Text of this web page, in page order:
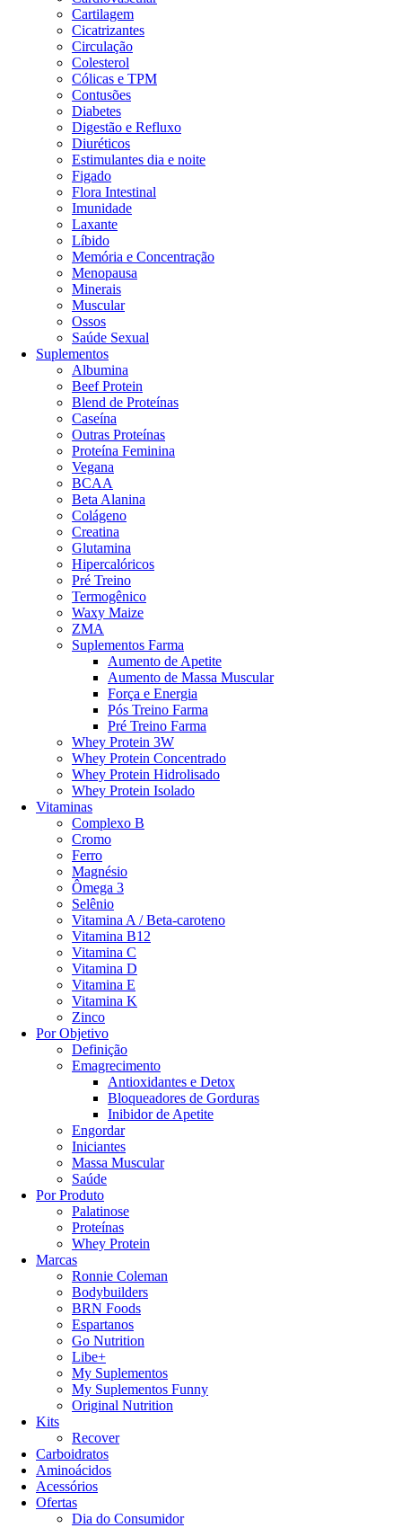
Cartilagem
Cicatrizantes
Circulação
Colesterol
Cólicas e TPM
Contusões
Diabetes
Digestão e Refluxo
Diuréticos
Estimulantes dia e noite
Figado
Flora Intestinal
Imunidade
Laxante
Líbido
Memória e Concentração
Menopausa
Minerais
Muscular
Ossos
Saúde Sexual
Suplementos
Albumina
Beef Protein
Blend de Proteínas
Caseína
Outras Proteínas
Proteína Feminina
Vegana
BCAA
Beta Alanina
Colágeno
Creatina
Glutamina
Hipercalóricos
Pré Treino
Termogênico
Waxy Maize
ZMA
Suplementos Farma
Aumento de Apetite
Aumento de Massa Muscular
Força e Energia
Pós Treino Farma
Pré Treino Farma
Whey Protein 3W
Whey Protein Concentrado
Whey Protein Hidrolisado
Whey Protein Isolado
Vitaminas
Complexo B
Cromo
Ferro
Magnésio
Ômega 3
Selênio
Vitamina A / Beta-caroteno
Vitamina B12
Vitamina C
Vitamina D
Vitamina E
Vitamina K
Zinco
Por Objetivo
Definição
Emagrecimento
Antioxidantes e Detox
Bloqueadores de Gorduras
Inibidor de Apetite
Engordar
Iniciantes
Massa Muscular
Saúde
Por Produto
Palatinose
Proteínas
Whey Protein
Marcas
Ronnie Coleman
Bodybuilders
BRN Foods
Espartanos
Go Nutrition
Libe+
My Suplementos
My Suplementos Funny
Original Nutrition
Kits
Recover
Carboidratos
Aminoácidos
Acessórios
Ofertas
Dia do Consumidor
My Creatina 100% Pure 500g - My Suplementos
Avaliação0de 5
R$78,90
R$74,95 5% OFF no PIX
ou até 6x deR$
Vendido por My Suplementos Funny
My ZMA 120 Cápsulas - My Suplementos
Avaliação0de 5
69,90
5% OFF no PIX
ou até 6x deR$11,65com juros
Vendido por My Suplementos Funny
-6% OFF
My Creatina 100% Pure 150g - My Suplementos
Avaliação 0de 5
49,90
porR$46,90
R$44,55 5% OFF no PIX
ou até 6x de R$7,82com juros
Vendido por
-7% OFF